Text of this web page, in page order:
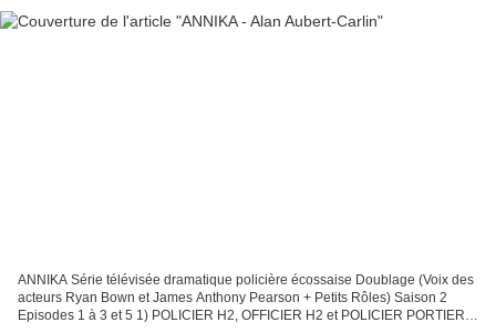
ANNIKA Série télévisée dramatique policière écossaise Doublage (Voix des
acteurs Ryan Bown et James Anthony Pearson + Petits Rôles) Saison 2
Episodes 1 à 3 et 5 1) POLICIER H2, OFFICIER H2 et POLICIER PORTIERE